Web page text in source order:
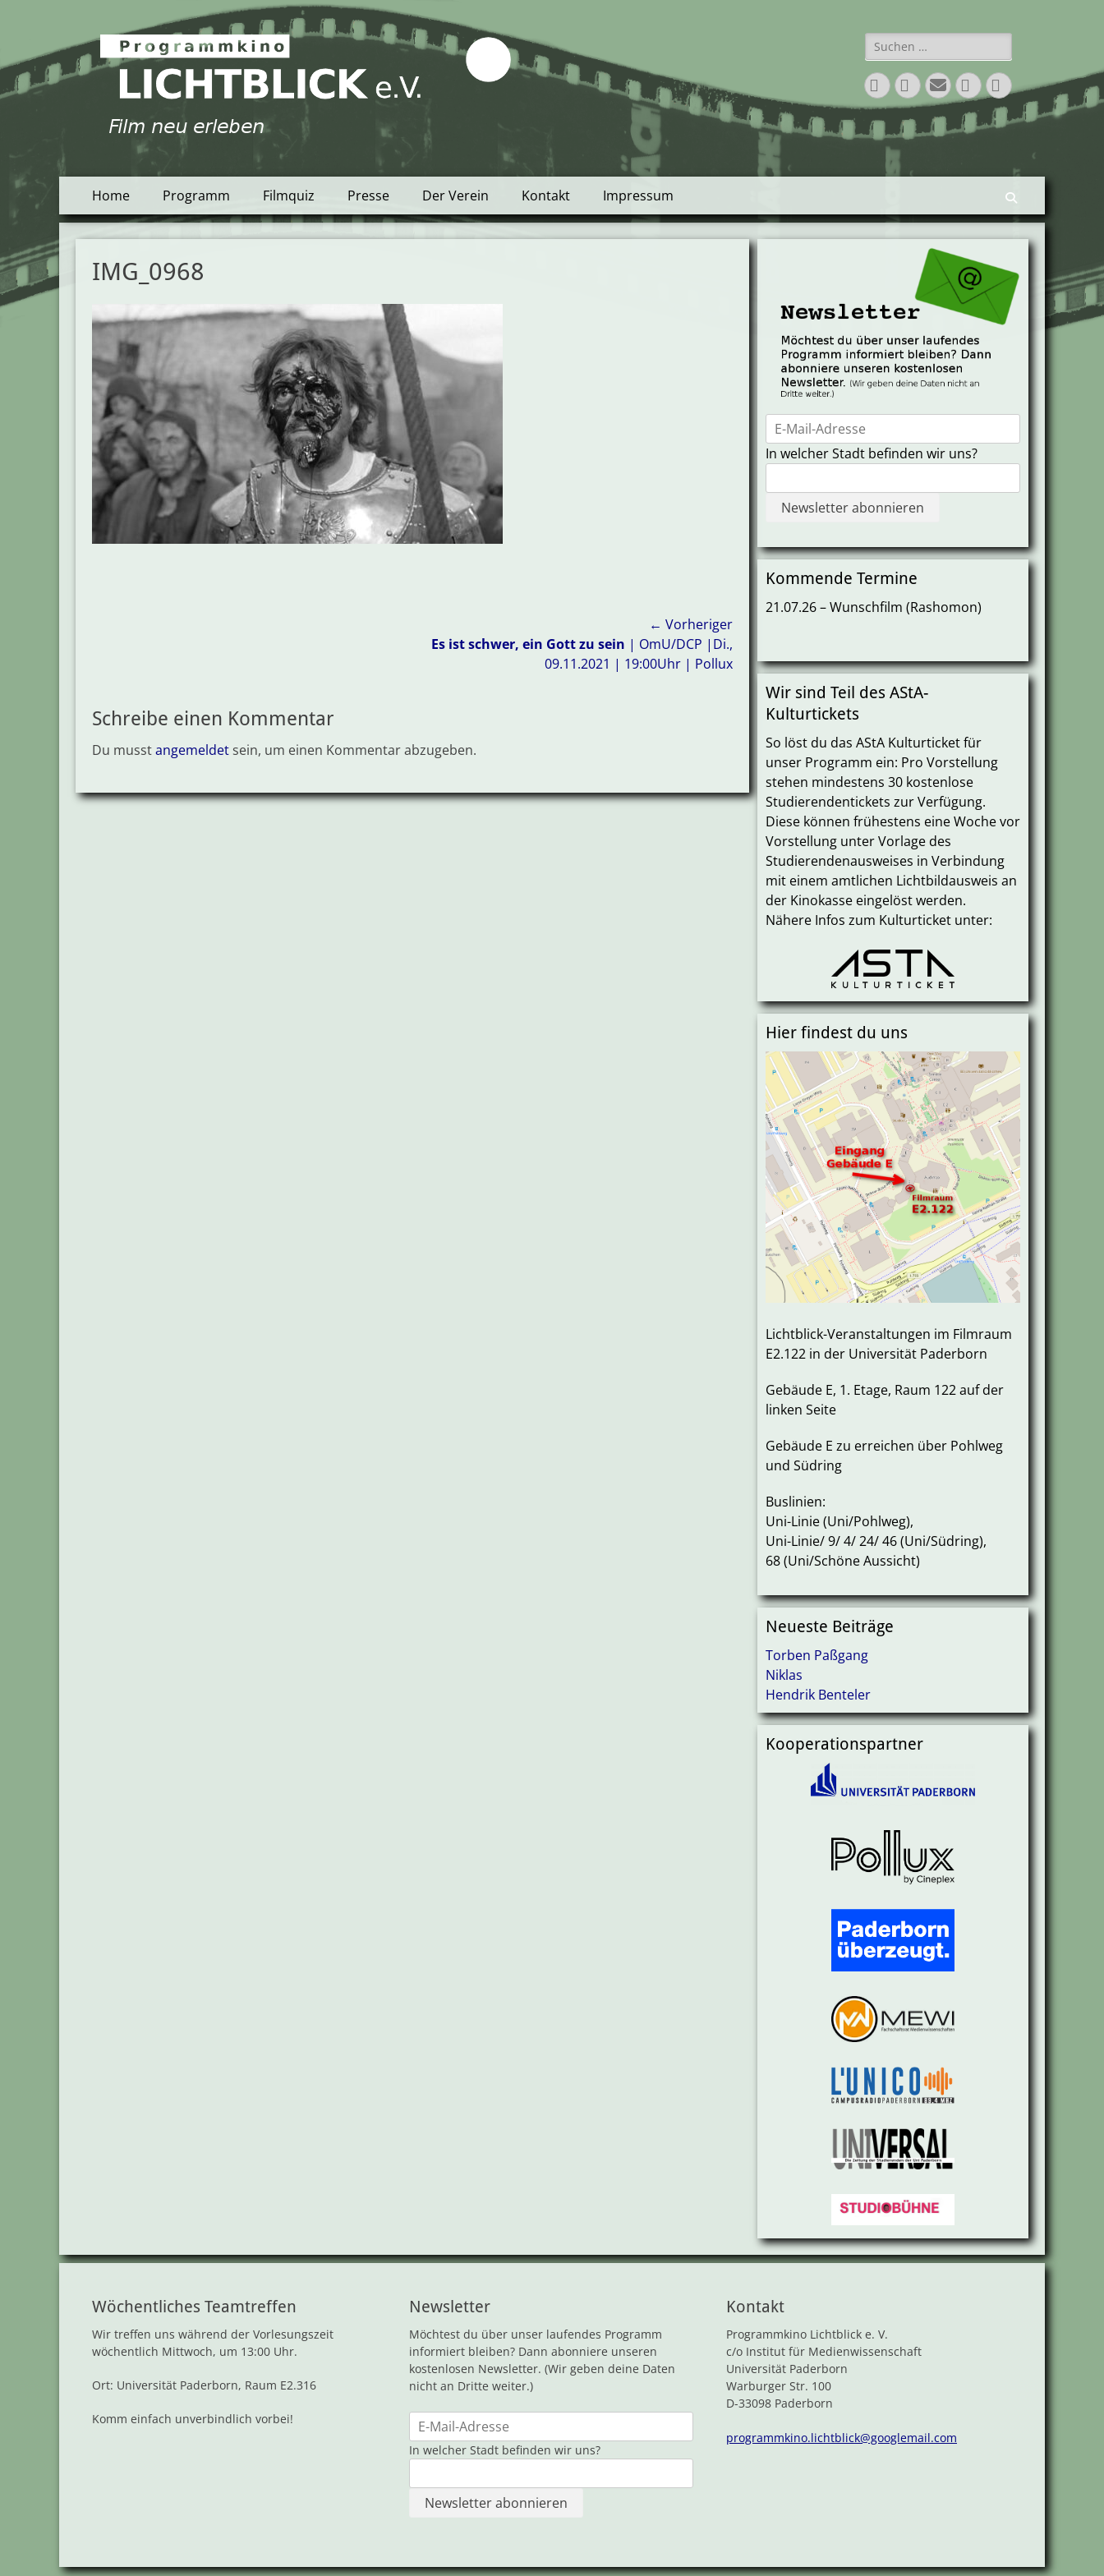
Programmkino Lichtblick e.V.
Suchen
nach:
Facebook
Twitter
E-
Mail
VimeoInstagram
Primäres
Menü
Inhalt
springen
Home Programm Filmquiz Presse Der Verein Kontakt Impressum
IMG_0968
← Vorheriger
Vorheriger
Es ist schwer, ein Gott zu sein | OmU/DCP |Di.,
09.11.2021 | 19:00Uhr | Pollux
Schreibe einen Kommentar
Du musstangemeldet sein, um einen Kommentar abzugeben.
In welcher Stadt befinden wir uns?
Kommende Termine
21.07.26 – Wunschfilm (Rashomon)
Wir sind Teil des AStA-
Kulturtickets
So löst du das AStA Kulturticket für
unser Programm ein: Pro Vorstellung
stehen mindestens 30 kostenlose
Studierendentickets zur Verfügung.
Diese können frühestens eine Woche vor
Vorstellung unter Vorlage des
Studierendenausweises in Verbindung
mit einem amtlichen Lichtbildausweis an
der Kinokasse eingelöst werden.
Nähere Infos zum Kulturticket unter:
Hier findest du uns
Lichtblick-Veranstaltungen im Filmraum
E2.122 in der Universität Paderborn
Gebäude E, 1. Etage, Raum 122 auf der
linken Seite
Gebäude E zu erreichen über Pohlweg
und Südring
Buslinien:
Uni-Linie (Uni/Pohlweg),
Uni-Linie/ 9/ 4/ 24/ 46 (Uni/Südring),
68 (Uni/Schöne Aussicht)
Neueste Beiträge
Torben Paßgang
Niklas
Hendrik Benteler
Kooperationspartner
Wöchentliches Teamtreffen
Wir treffen uns während der Vorlesungszeit
wöchentlich Mittwoch, um 13:00 Uhr.
Ort: Universität Paderborn, Raum E2.316
Komm einfach unverbindlich vorbei!
Newsletter
Möchtest du über unser laufendes Programm
informiert bleiben? Dann abonniere unseren
kostenlosen Newsletter. (Wir geben deine Daten
nicht an Dritte weiter.)
In welcher Stadt befinden wir uns?
Kontakt
Programmkino Lichtblick e. V.
c/o Institut für Medienwissenschaft
Universität Paderborn
Warburger Str. 100
D-33098 Paderborn
programmkino.lichtblick@googlemail.com